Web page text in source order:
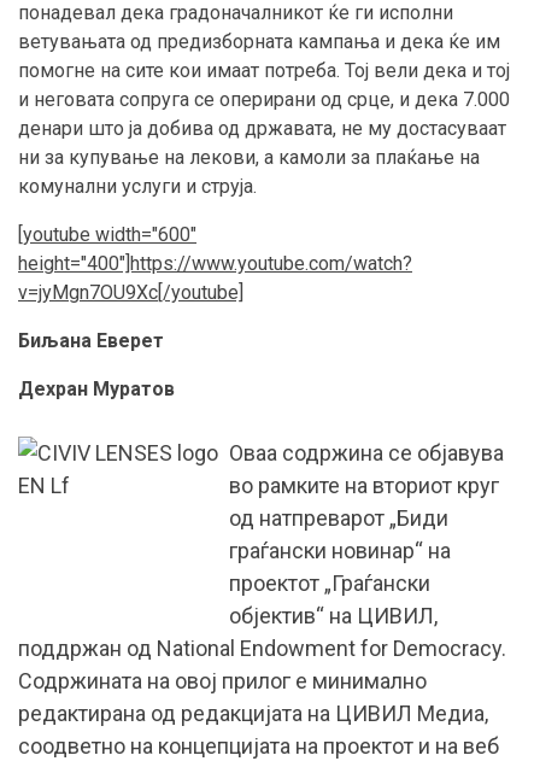
понадевал дека градоначалникот ќе ги исполни
ветувањата од предизборната кампања и дека ќе им
помогне на сите кои имаат потреба. Тој вели дека и тој
и неговата сопруга се оперирани од срце, и дека 7.000
денари што ја добива од државата, не му достасуваат
ни за купување на лекови, а камоли за плаќање на
комунални услуги и струја.
[youtube width="600"
height="400"]https://www.youtube.com/watch?
v=jyMgn7OU9Xc[/youtube]
Биљана Еверет
Дехран Муратов
Оваа содржина се објавува
во рамките на вториот круг
од натпреварот „Биди
граѓански новинар“ на
проектот „Граѓански
објектив“ на ЦИВИЛ,
поддржан од National Endowment for Democracy.
Содржината на овој прилог е минимално
редактирана од редакцијата на ЦИВИЛ Медиа,
соодветно на концепцијата на проектот и на веб